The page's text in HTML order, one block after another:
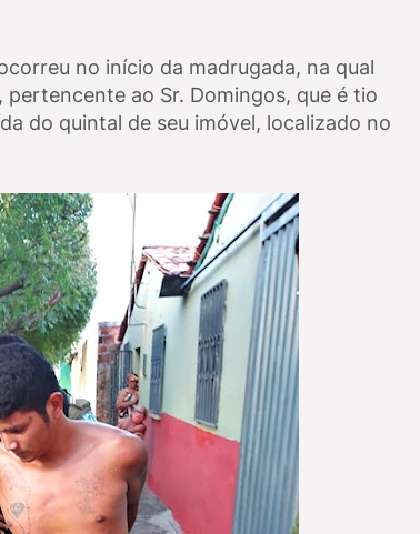
no início da madrugada, na qual
ao Sr. Domingos, que é tio
do quintal de seu imóvel, localizado no